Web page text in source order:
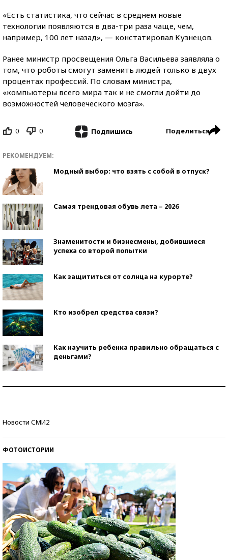
«Есть статистика, что сейчас в среднем новые
технологии появляются в два-три раза чаще, чем,
например, 100 лет назад», — констатировал Кузнецов.
Ранее министр просвещения Ольга Васильева заявляла о
том, что роботы смогут заменить людей только в двух
процентах профессий. По словам министра,
«компьютеры всего мира так и не смогли дойти до
возможностей человеческого мозга».
0 0 Подпишись Поделиться
РЕКОМЕНДУЕМ:
Модный выбор: что взять с собой в отпуск?
Самая трендовая обувь лета – 2026
Знаменитости и бизнесмены, добившиеся
успеха со второй попытки
Как защититься от солнца на курорте?
Кто изобрел средства связи?
Как научить ребенка правильно обращаться с
деньгами?
Новости СМИ2
ФОТОИСТОРИИ